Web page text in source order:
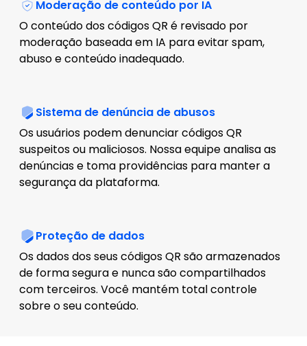
Moderação de conteúdo por IA
O conteúdo dos códigos QR é revisado por
moderação baseada em IA para evitar spam,
abuso e conteúdo inadequado.
Sistema de denúncia de abusos
Os usuários podem denunciar códigos QR
suspeitos ou maliciosos. Nossa equipe analisa as
denúncias e toma providências para manter a
segurança da plataforma.
Proteção de dados
Os dados dos seus códigos QR são armazenados
de forma segura e nunca são compartilhados
com terceiros. Você mantém total controle
sobre o seu conteúdo.